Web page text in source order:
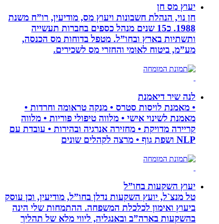
יעוץ מס חן
חן נוי, הנהלת חשבונות ויעוץ מס, מודיעין, רו”ח משנת
1988. כ15 שנים מנהל כספים בחברות תעשייה
ותשתיות בארץ ובחו”ל. מטפל בדוחות מס הכנסה,
מע”מ, ביטוח לאומי והחזרי מס לשכירים.
לנה שיר דיאמנת
• מאמנת לויסות סטרס • מנקה טראומה וחרדות •
מאמנת לשינוי אישי • מלווה טיפולי פוריות • מלווה
קריירה מדויקת • מחזירה אנרגיה ובהירות • עובדת עם
יעוץ השקעות בחו”ל
טל מנצ`ל, יועץ השקעות נדלן בחו”ל, מודיעין, וכן עוסק
ביעוץ ואימון לכלכלת המשפחה. ההתמחות שלי הינה
בהשקעות בארה”ב ובאנגליה, ליווי מלא של תהליך